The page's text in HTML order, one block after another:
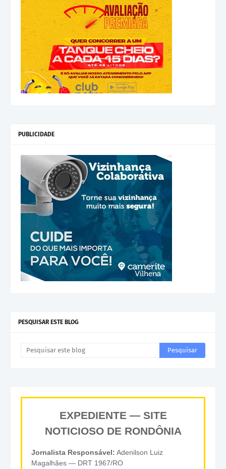
PUBLICIDADE
PESQUISAR ESTE BLOG
EXPEDIENTE — SITE
NOTICIOSO DE RONDÔNIA
Jornalista Responsável: Adenilson Luiz
Magalhães — DRT 1967/RO